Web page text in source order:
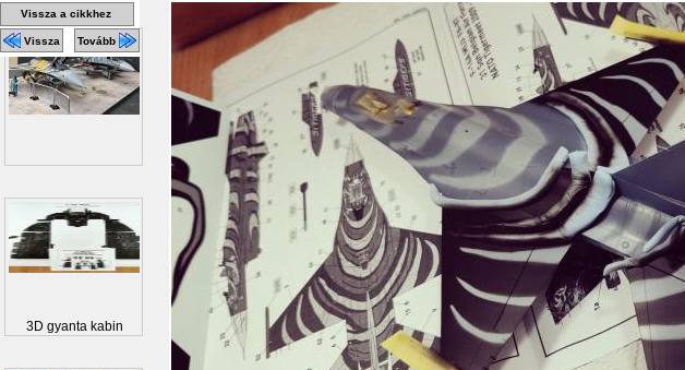
Vissza a cikkhez
Vissza Tovább
3D gyanta kabin